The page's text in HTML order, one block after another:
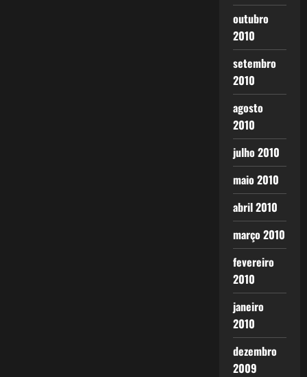
outubro
2010
setembro
2010
agosto
2010
julho 2010
maio 2010
abril 2010
março 2010
fevereiro
2010
janeiro
2010
dezembro
2009